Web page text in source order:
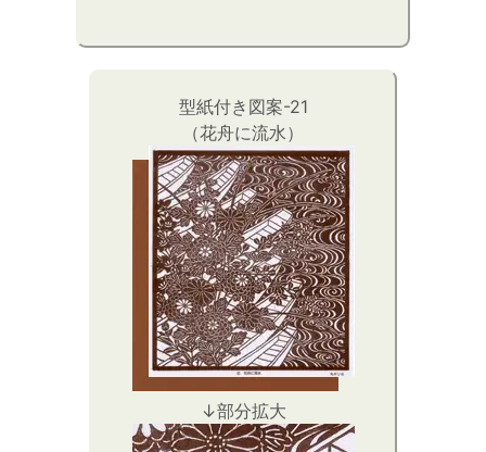
型紙付き図案-21
（花舟に流水）
↓部分拡大